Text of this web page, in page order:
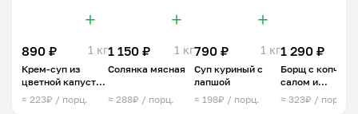
890 ₽ 1 кг
Крем-суп из
цветной капусты
и брокколи
≈ 223₽ / порц.
1 150 ₽ 1 кг
Солянка мясная
≈ 288₽ / порц.
790 ₽ 1 кг
Суп куриный с
лапшой
≈ 198₽ / порц.
1 290 ₽
Борщ с
салом и
бородинским
хлебом
≈ 323₽ / порц.